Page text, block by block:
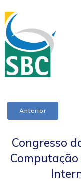
Anterior
Congresso